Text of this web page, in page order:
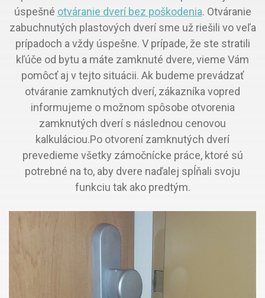
úspešné otváranie dverí bez poškodenia. Otváranie
zabuchnutých plastových dverí sme už riešili vo veľa
prípadoch a vždy úspešne. V prípade, že ste stratili
kľúče od bytu a máte zamknuté dvere, vieme Vám
pomôcť aj v tejto situácii. Ak budeme prevádzať
otváranie zamknutých dverí, zákazníka vopred
informujeme o možnom spôsobe otvorenia
zamknutých dverí s následnou cenovou
kalkuláciou.Po otvorení zamknutých dverí
prevedieme všetky zámočnícke práce, ktoré sú
potrebné na to, aby dvere naďalej spĺňali svoju
funkciu tak ako predtým.